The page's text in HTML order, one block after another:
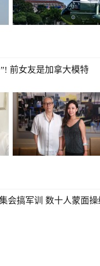
前女友是加拿大模特
会搞军训 数十人蒙面